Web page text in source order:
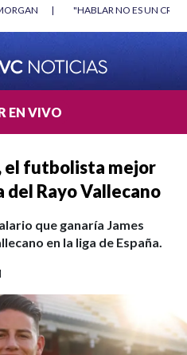
CARTA DE BETO CORAL |
EN VIVO
el futbolista mejor
del Rayo Vallecano
que ganaría James
en la liga de España.